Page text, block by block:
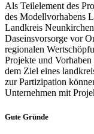
Als Teilelement des
des Modellvorhabens
Landkreis
Daseinsvorsorge vor
regionalen
Projekte und
dem Ziel eines
zur Partizipation
Unternehmen mit
Gute Gründe